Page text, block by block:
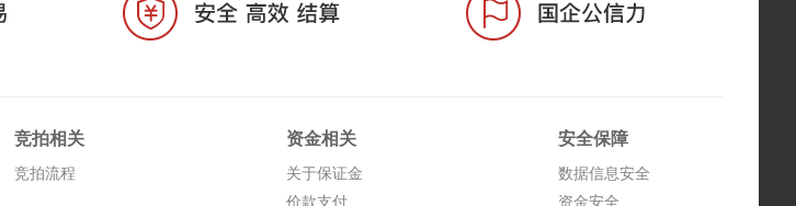
竞拍相关
竞拍流程
资金相关
关于保证金
价款支付
安全保障
数据信息安全
资金安全